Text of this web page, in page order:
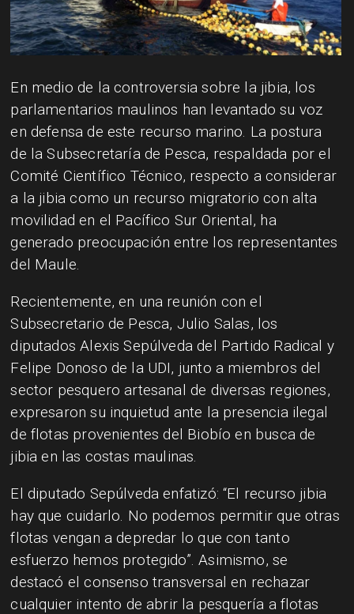
En medio de la controversia sobre la jibia, los
parlamentarios maulinos han levantado su voz
en defensa de este recurso marino. La postura
de la Subsecretaría de Pesca, respaldada por el
Comité Científico Técnico, respecto a considerar
a la jibia como un recurso migratorio con alta
movilidad en el Pacífico Sur Oriental, ha
generado preocupación entre los representantes
del Maule.
Recientemente, en una reunión con el
Subsecretario de Pesca, Julio Salas, los
diputados Alexis Sepúlveda del Partido Radical y
Felipe Donoso de la UDI, junto a miembros del
sector pesquero artesanal de diversas regiones,
expresaron su inquietud ante la presencia ilegal
de flotas provenientes del Biobío en busca de
jibia en las costas maulinas.
El diputado Sepúlveda enfatizó: “El recurso jibia
hay que cuidarlo. No podemos permitir que otras
flotas vengan a depredar lo que con tanto
esfuerzo hemos protegido”. Asimismo, se
destacó el consenso transversal en rechazar
cualquier intento de abrir la pesquería a flotas